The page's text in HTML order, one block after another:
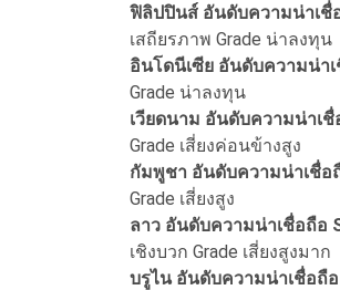
ฟิลิปปินส์ อันดับความน่าเชื่
เสถียรภาพ Grade น่าลงทุน
อินโดนีเซีย อันดับความน่า
Grade น่าลงทุน
เวียดนาม อันดับความน่าเชื่
Grade เสี่ยงค่อนข้างสูง
กัมพูชา อันดับความน่าเชื่อ
Grade เสี่ยงสูง
ลาว อันดับความน่าเชื่อถือ
เชิงบวก Grade เสี่ยงสูงมาก
บรูไน อันดับความน่าเชื่อถื